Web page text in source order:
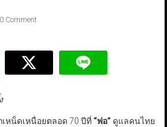
0 Comment
หน็ดเหนื่อยตลอด 70 ปีที่ “พ่อ” ดูแลคนไทย